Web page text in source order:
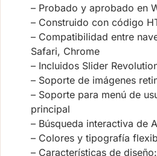
– Probado y aprobado en
– Construido con código
– Compatibilidad entre
Safari, Chrome
– Incluidos Slider
– Soporte de imágenes
– Soporte para menú de
principal
– Búsqueda interactiva de
– Colores y tipografía
– Características de diseño: